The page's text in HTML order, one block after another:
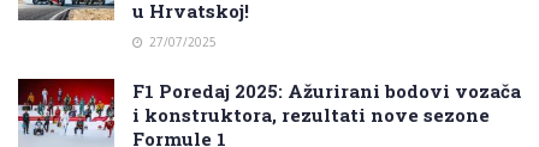
u Hrvatskoj!
27/07/2025
F1 Poredaj 2025: Ažurirani bodovi vozača
i konstruktora, rezultati nove sezone
Formule 1